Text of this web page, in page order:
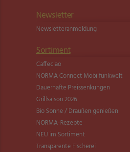
Newsletter
Newsletter­anmeldung
Sortiment
Caffeciao
NORMA Connect Mobilfunkwelt
Dauerhafte Preissenkungen
Grillsaison 2026
Bio Sonne / Draußen genießen
NORMA-Rezepte
NEU im Sortiment
Transparente Fischerei